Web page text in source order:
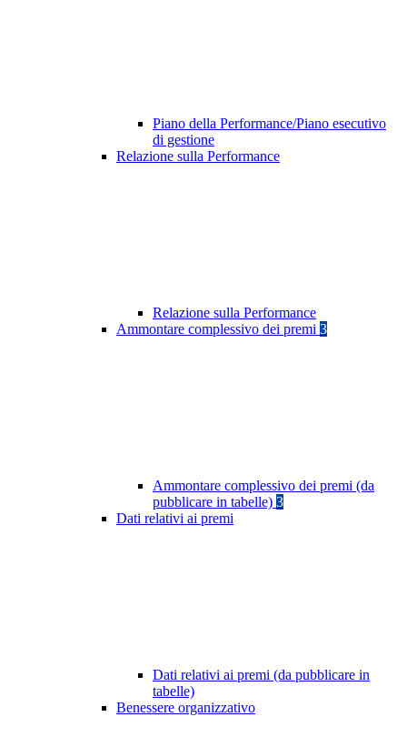
Piano della Performance/Piano esecutivo
di gestione
Relazione sulla Performance
Relazione sulla Performance
Ammontare complessivo dei premi 3
Ammontare complessivo dei premi (da
pubblicare in tabelle) 3
Dati relativi ai premi
Dati relativi ai premi (da pubblicare in
tabelle)
Benessere organizzativo